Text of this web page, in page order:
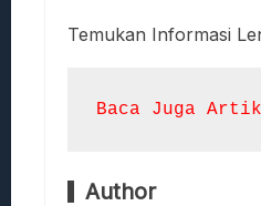
Temukan Informasi
Baca Juga
Author